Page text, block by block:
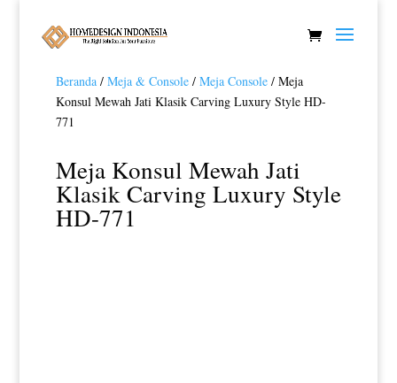
Beranda/ Meja & Console/ Meja Console/ Meja
Konsul Mewah Jati Klasik Carving Luxury Style HD-
771
Meja Konsul Mewah Jati
Klasik Carving Luxury Style
HD-771